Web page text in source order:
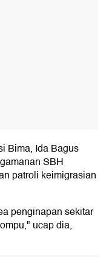
Bima, Ida Bagus
SBH
patroli keimigrasian
penginapan sekitar
ucap dia,